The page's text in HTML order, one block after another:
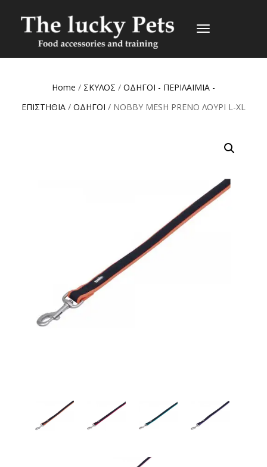
TOGGLE
Home / ΣΚΥΛΟΣ / ΟΔΗΓΟΙ - ΠΕΡΙΛΑΙΜΙΑ -
ΕΠΙΣΤΗΘΙΑ / ΟΔΗΓΟΙ / NOBBY MESH PRENO ΛΟΥΡΙ L-XL